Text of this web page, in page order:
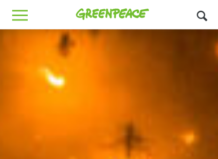
Greenpeace
MENU